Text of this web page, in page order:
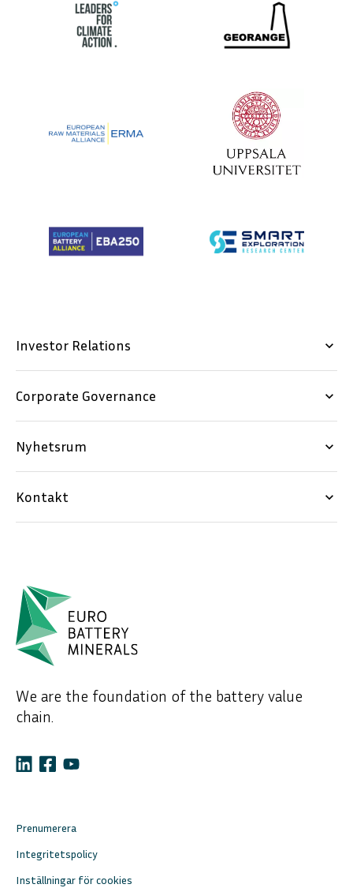
Investor Relations keyboard_arrow_down
Corporate Governance keyboard_arrow_down
Nyhetsrum keyboard_arrow_down
Kontakt keyboard_arrow_down
We are the foundation of the battery value
chain.
Prenumerera
Integritetspolicy
Inställningar för cookies